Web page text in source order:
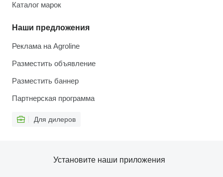
Каталог марок
Наши предложения
Реклама на Agroline
Разместить объявление
Разместить баннер
Партнерская программа
Для дилеров
Установите наши приложения